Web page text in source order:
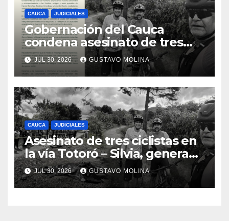
CAUCA JUDICIALES
Gobernación del Cauca
condena asesinato de tres
ciudadanos y exige medidas
urgentes al Gobierno
Nacional
JUL 30, 2026 GUSTAVO MOLINA
CAUCA JUDICIALES
Asesinato de tres ciclistas en
la vía Totoró – Silvia, genera
consternación en el Cauca
JUL 30, 2026 GUSTAVO MOLINA